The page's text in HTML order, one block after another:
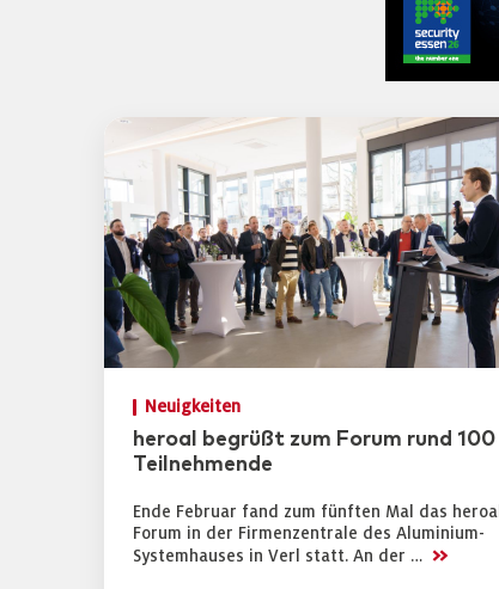
Neuigkeiten
heroal begrüßt zum Forum rund 100
Teilnehmende
Ende Februar fand zum fünften Mal das heroal
Forum in der Firmenzentrale des Aluminium-
Systemhauses in Verl statt. An der … >>